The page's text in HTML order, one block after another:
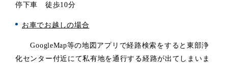
停下車 徒歩10分
お車でお越しの場合
GoogleMap等の地図アプリで経路検索をすると東部浄
化センター付近にて私有地を通行する経路が出てしまいま